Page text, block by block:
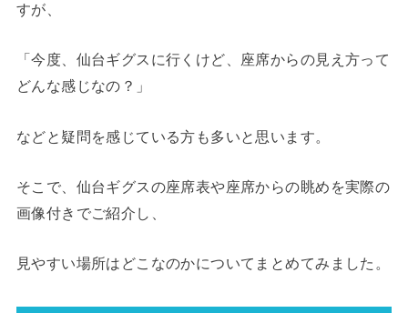
すが、
「今度、仙台ギグスに行くけど、座席からの見え方って
どんな感じなの？」
などと疑問を感じている方も多いと思います。
そこで、仙台ギグスの座席表や座席からの眺めを実際の
画像付きでご紹介し、
見やすい場所はどこなのかについてまとめてみました。